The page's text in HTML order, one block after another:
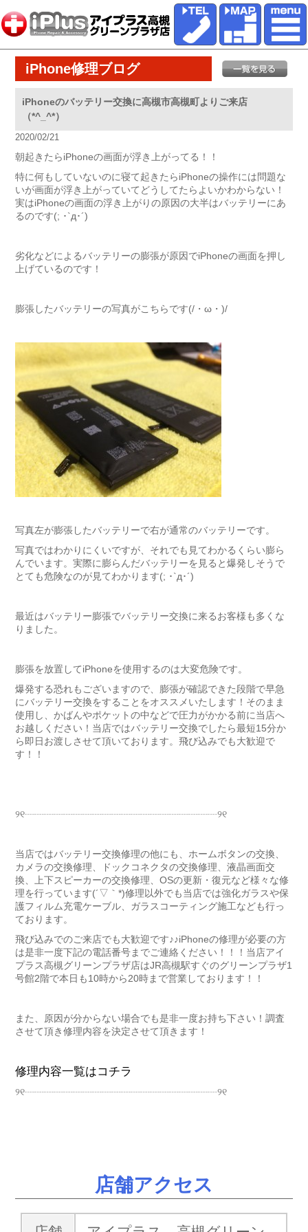
iPhone修理ブログ
iPhoneのバッテリー交換に高槻市高槻町よりご来店
（*^_^*）
2020/02/21
朝起きたらiPhoneの画面が浮き上がってる！！
特に何もしていないのに寝て起きたらiPhoneの操作には問題な
いが画面が浮き上がっていてどうしてたらよいかわからない！
実はiPhoneの画面の浮き上がりの原因の大半はバッテリーにあ
るのです(; ･`д･´)
劣化などによるバッテリーの膨張が原因でiPhoneの画面を押し
上げているのです！
膨張したバッテリーの写真がこちらです(/・ω・)/
写真左が膨張したバッテリーで右が通常のバッテリーです。
写真ではわかりにくいですが、それでも見てわかるくらい膨ら
んでいます。実際に膨らんだバッテリーを見ると爆発しそうで
とても危険なのが見てわかります(; ･`д･´)
最近はバッテリー膨張でバッテリー交換に来るお客様も多くな
りました。
膨張を放置してiPhoneを使用するのは大変危険です。
爆発する恐れもございますので、膨張が確認できた段階で早急
にバッテリー交換をすることをオススメいたします！そのまま
使用し、かばんやポケットの中などで圧力がかかる前に当店へ
お越しください！当店ではバッテリー交換でしたら最短15分か
ら即日お渡しさせて頂いております。飛び込みでも大歓迎で
す！！
୨୧┈┈┈┈┈┈┈┈┈┈┈┈┈┈┈┈┈┈┈┈୨୧
当店ではバッテリー交換修理の他にも、ホームボタンの交換、
カメラの交換修理、ドックコネクタの交換修理、液晶画面交
換、上下スピーカーの交換修理、OSの更新・復元など様々な修
理を行っています(´▽｀*)修理以外でも当店では強化ガラスや保
護フィルム充電ケーブル、ガラスコーティング施工なども行っ
ております。
飛び込みでのご来店でも大歓迎です♪♪iPhoneの修理が必要の方
は是非一度下記の電話番号までご連絡ください！！！当店アイ
プラス高槻グリーンプラザ店はJR高槻駅すぐのグリーンプラザ1
号館2階で本日も10時から20時まで営業しております！！
また、原因が分からない場合でも是非一度お持ち下さい！調査
させて頂き修理内容を決定させて頂きます！
修理内容一覧はコチラ
୨୧┈┈┈┈┈┈┈┈┈┈┈┈┈┈┈┈┈┈┈┈୨୧
店舗アクセス